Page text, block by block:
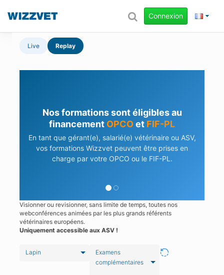
Connexion
Live Replay
Nos formations sont éligibles au
financement OPCOet FIF-PL
En tant que gérant(e), salarié(e) vétérinaire ou ASV,
vos formations Wizzvet peuvent être prises en
charge par votre OPCO ou le FIF-PL.
Visionner ou revisionner, sans limite de temps, toutes nos
webconférences animées par les plus grands référents
vétérinaires européens.
Uniquement accessible aux ASV !
Lapin
Examens
complémentaires